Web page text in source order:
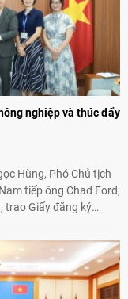
nghiệp và thúc đẩy
Hùng, Phó Chủ tịch
tiếp ông Chad Ford,
trao Giấy đăng ký
rộng Thương mại
Kỳ - Việt Nam",
đại hóa nông nghiệp
nước.